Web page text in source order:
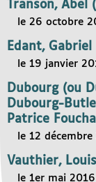
Transon, Abel
le 26 octobre
Edant, Gabriel
le 19 janvier
Dubourg (ou
Dubourg-
Patrice
le 12 décembre
Vauthier,
le 1er mai 2016